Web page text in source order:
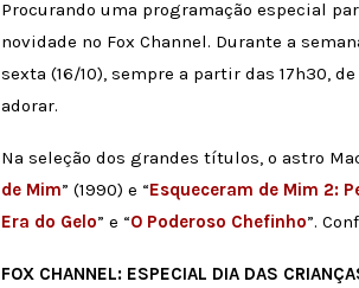
Procurando uma programação especial
novidade no Fox Channel. Durante a
sexta (16/10), sempre a partir das 17h30,
adorar.
Na seleção dos grandes títulos, o astro
de Mim” (1990) e “Esqueceram de Mim 2:
Era do Gelo” e “O Poderoso Chefinho”.
FOX CHANNEL: ESPECIAL DIA DAS